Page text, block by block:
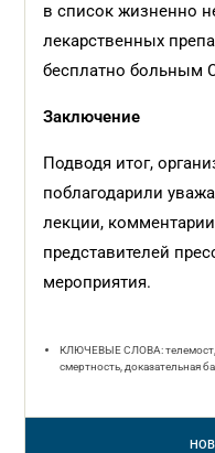
в список жизненно
лекарственных
бесплатно больным
Заключение
Подводя итог,
поблагодарили
лекции,
представителей
мероприятия.
КЛЮЧЕВЫЕ СЛОВА: телемост,
смертность, доказательная